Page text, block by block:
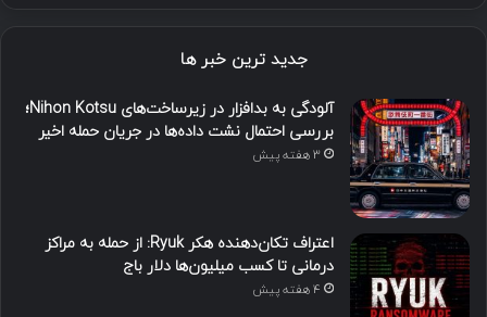
جدید ترین خبر ها
آلودگی به بدافزار در زیرساخت‌های Nihon Kotsu؛
بررسی احتمال نشت داده‌ها در جریان حمله اخیر
3 هفته پیش
اعتراف تکان‌دهنده هکر Ryuk: از حمله به مراکز
درمانی تا کسب میلیون‌ها دلار باج
4 هفته پیش